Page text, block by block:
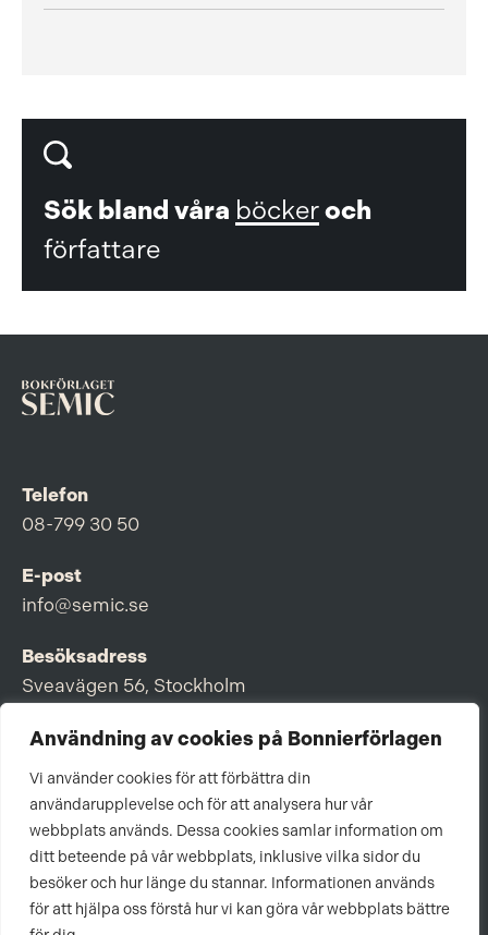
Användning av cookies på Bonnierförlagen
Vi använder cookies för att förbättra din
användarupplevelse och för att analysera hur vår
webbplats används. Dessa cookies samlar information om
ditt beteende på vår webbplats, inklusive vilka sidor du
besöker och hur länge du stannar. Informationen används
för att hjälpa oss förstå hur vi kan göra vår webbplats bättre
Sök bland våra böckeroch
författare
Telefon
08-799 30 50
E-post
info@semic.se
Besöksadress
Sveavägen 56, Stockholm
Postadress
Box 3159, 103 63 Stockholm
Om Bonnierförlagen
Cookies